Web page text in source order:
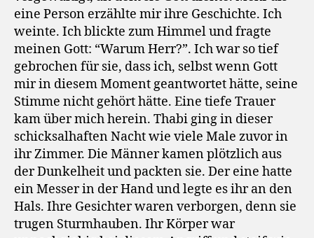
eine Person erzählte mir ihre Geschichte. Ich
weinte. Ich blickte zum Himmel und fragte
meinen Gott: “Warum Herr?”. Ich war so tief
gebrochen für sie, dass ich, selbst wenn Gott
mir in diesem Moment geantwortet hätte, seine
Stimme nicht gehört hätte. Eine tiefe Trauer
kam über mich herein. Thabi ging in dieser
schicksalhaften Nacht wie viele Male zuvor in
ihr Zimmer. Die Männer kamen plötzlich aus
der Dunkelheit und packten sie. Der eine hatte
ein Messer in der Hand und legte es ihr an den
Hals. Ihre Gesichter waren verborgen, denn sie
trugen Sturmhauben. Ihr Körper war